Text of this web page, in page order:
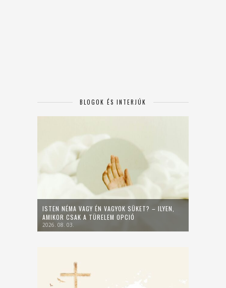
BLOGOK ÉS INTERJÚK
ISTEN NÉMA VAGY ÉN VAGYOK SÜKET? – ILYEN,
AMIKOR CSAK A TÜRELEM OPCIÓ
2026. 08. 03.